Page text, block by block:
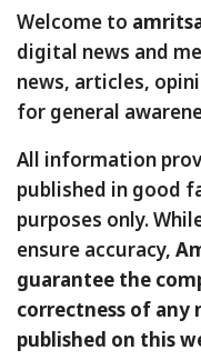
Welcome to
digital news and
news, articles,
for general
All information
published in good
purposes only.
ensure accuracy,
guarantee the
correctness of
published on this